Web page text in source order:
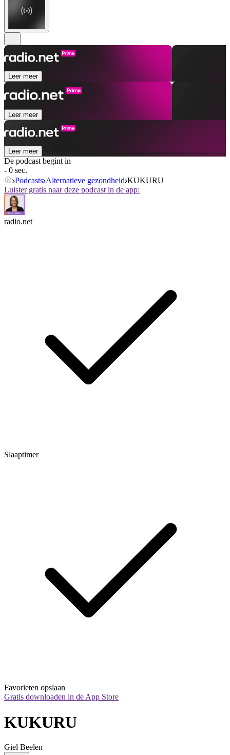
Leer meer
Leer meer
Leer meer
De podcast begint in
- 0 sec.
Podcasts Alternatieve gezondheid KUKURU
Luister gratis naar deze podcast in de app:
radio.net
Slaaptimer
Favorieten opslaan
Gratis downloaden in de App Store
KUKURU
Giel Beelen